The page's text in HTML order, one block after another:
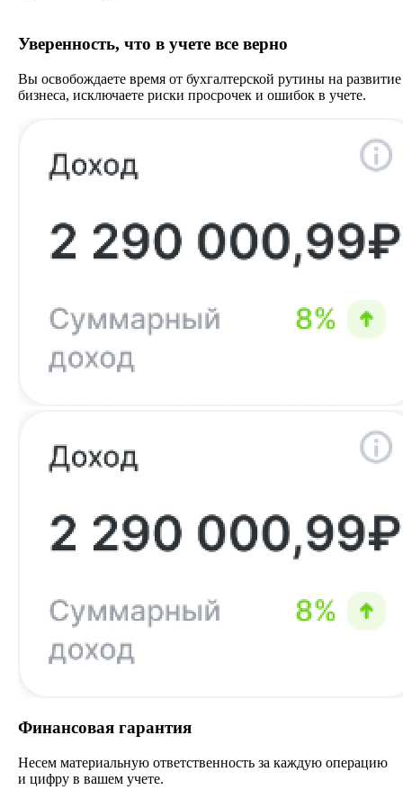
Уверенность, что в учете все верно
Вы освобождаете время от бухгалтерской рутины на развитие
бизнеса, исключаете риски просрочек и ошибок в учете.
Финансовая гарантия
Несем материальную ответственность за каждую операцию
и цифру в вашем учете.